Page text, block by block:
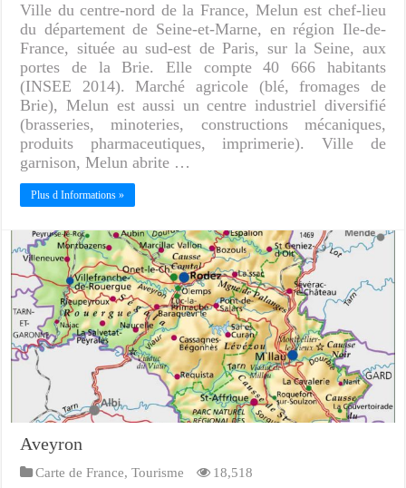
Ville du centre-nord de la France, Melun est chef-lieu
du département de Seine-et-Marne, en région Ile-de-
France, située au sud-est de Paris, sur la Seine, aux
portes de la Brie. Elle compte 40 666 habitants
(INSEE 2014). Marché agricole (blé, fromages de
Brie), Melun est aussi un centre industriel diversifié
(brasseries, minoteries, constructions mécaniques,
produits pharmaceutiques, imprimerie). Ville de
garnison, Melun abrite …
Plus d Informations »
Aveyron
Carte de France,Tourisme 18,518